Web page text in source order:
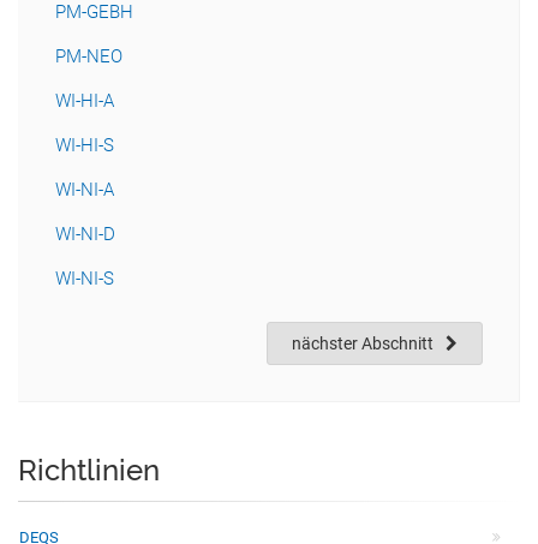
PM-GEBH
PM-NEO
WI-HI-A
WI-HI-S
WI-NI-A
WI-NI-D
WI-NI-S
nächster Abschnitt
Richtlinien
DEQS